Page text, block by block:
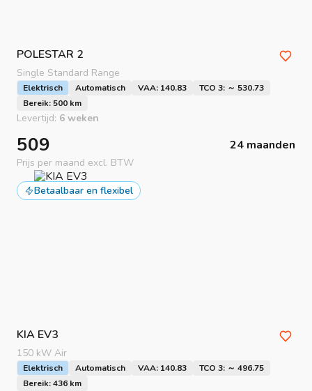
POLESTAR 2
Single Standard Range
Elektrisch Automatisch VAA: 140.83
TCO 3: ～ 530.73
Bereik: 500 km
Levertijd: 6 weken
509 24 maanden
Prijs per maand excl. BTW
Betaalbaar en flexibel
KIA EV3
150 kW Air
Elektrisch Automatisch VAA: 140.83
TCO 3: ～ 496.75
Bereik: 436 km